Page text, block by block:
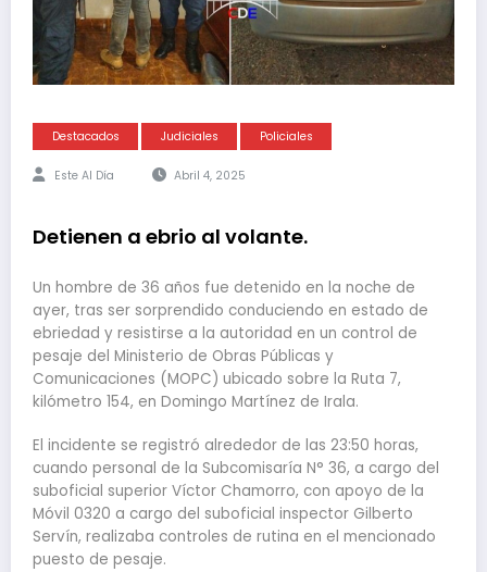
Destacados Judiciales Policiales
Este Al Día Abril 4, 2025
Detienen a ebrio al volante.
Un hombre de 36 años fue detenido en la noche de
ayer, tras ser sorprendido conduciendo en estado de
ebriedad y resistirse a la autoridad en un control de
pesaje del Ministerio de Obras Públicas y
Comunicaciones (MOPC) ubicado sobre la Ruta 7,
kilómetro 154, en Domingo Martínez de Irala.
El incidente se registró alrededor de las 23:50 horas,
cuando personal de la Subcomisaría N° 36, a cargo del
suboficial superior Víctor Chamorro, con apoyo de la
Móvil 0320 a cargo del suboficial inspector Gilberto
Servín, realizaba controles de rutina en el mencionado
puesto de pesaje.